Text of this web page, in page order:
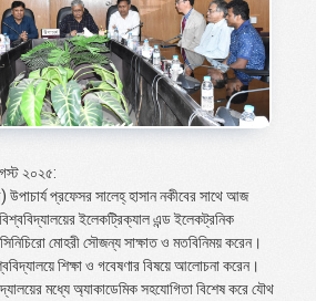
২০২৫:
উপাচার্য প্রফেসর সালেহ্ হাসান নকীবের সাথে আজ
ইলেকট্রিক্যাল এন্ড ইলেকট্রনিক
সিনিচিরো মোহরী সৌজন্য সাক্ষাত ও মতবিনিময় করেন।
শিক্ষা ও গবেষণার বিষয়ে আলোচনা করেন।
মধ্যে অ্যাকাডেমিক সহযোগিতা বিশেষ করে যৌথ